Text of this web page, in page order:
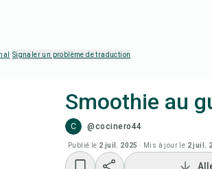
·Signaler un problème de traduction
Smoothie au
C @cocinero44
Publié le 2 juil. 2025 · Mis à jour le 2 juil.